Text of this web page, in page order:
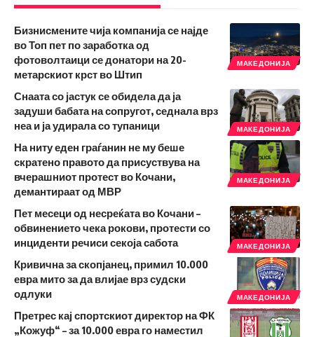
МАКЕДОНИЈА
Бизнисмените чија компанија се најде
во Топ пет по заработка од
фотоволтаици се донатори на 20-
метарскиот крст во Штип
МАКЕДОНИЈА
Снаата со јастук се обидела да ја
задуши бабата на сопругот, седнала врз
неа и ја удирала со тупаници
МАКЕДОНИЈА
На ниту еден граѓанин не му беше
скратено правото да присуствува на
вчерашниот протест во Кочани,
демантираат од МВР
МАКЕДОНИЈА
Пет месеци од несреќата во Кочани –
обвинението чека рокови, протести со
инциденти речиси секоја сабота
МАКЕДОНИЈА
Кривична за скопјанец, примил 10.000
евра мито за да влијае врз судски
одлуки
Претрес кај спортскиот директор на ФК
„Кожуф“ – за 10.000 евра го наместил